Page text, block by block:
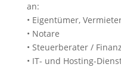
an:
• Eigentümer,
• Notare
• Steuerberater /
• IT- und Hosting-